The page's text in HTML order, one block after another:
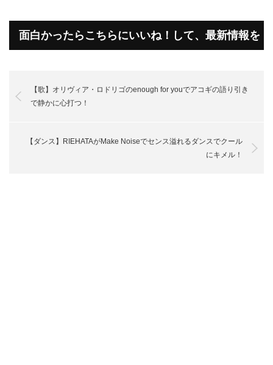
面白かったらこちらにいいね！して、最新情報を
【歌】オリヴィア・ロドリゴのenough for youでアコギの語り引き
で静かに心打つ！
【ダンス】RIEHATAがMake Noiseでセンス溢れるダンスでクール
にキメル！